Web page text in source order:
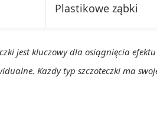
Plastikowe ząbki
jest kluczowy dla osiągnięcia efektu
Każdy typ szczoteczki ma